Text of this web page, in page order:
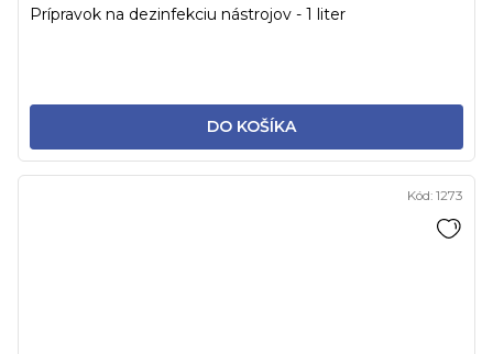
DO KOŠÍKA
Prípravok na dezinfekciu nástrojov - 1 liter
Kód: 1273